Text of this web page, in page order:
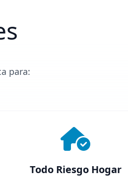
para:
Todo Riesgo Hogar